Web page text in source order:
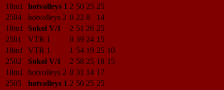
18m1
hotvolleys 1 2 50 25 25
2504
hotvolleys 2 0 22 8
14
18m1
Sokol V/1 2 51 26 25
2501
VTR 1 0 39 24 15
18m1
VTR 1 1 54 19 25 10
2502
Sokol V/1 2 58 25 18 15
18m1
hotvolleys 2 0 31 14 17
2505
hotvolleys 1 2 50 25 25